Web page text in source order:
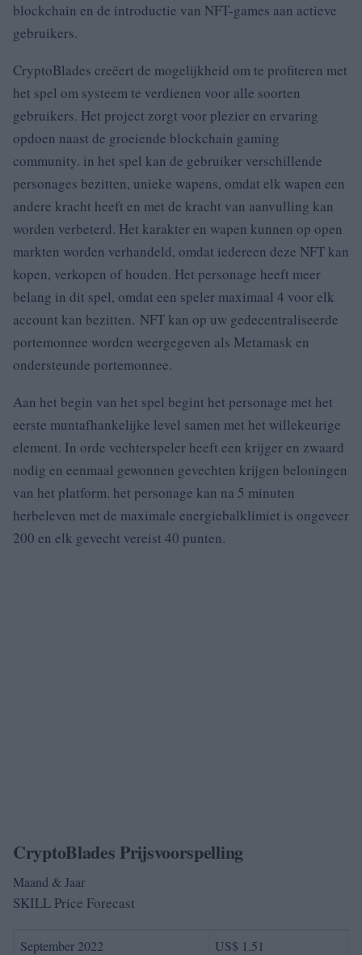
blockchain en de introductie van NFT-games aan actieve
gebruikers.
CryptoBlades creëert de mogelijkheid om te profiteren met
het spel om systeem te verdienen voor alle soorten
gebruikers. Het project zorgt voor plezier en ervaring
opdoen naast de groeiende blockchain gaming
community. in het spel kan de gebruiker verschillende
personages bezitten, unieke wapens, omdat elk wapen een
andere kracht heeft en met de kracht van aanvulling kan
worden verbeterd. Het karakter en wapen kunnen op open
markten worden verhandeld, omdat iedereen deze NFT kan
kopen, verkopen of houden. Het personage heeft meer
belang in dit spel, omdat een speler maximaal 4 voor elk
account kan bezitten. NFT kan op uw gedecentraliseerde
portemonnee worden weergegeven als Metamask en
ondersteunde portemonnee.
Aan het begin van het spel begint het personage met het
eerste muntafhankelijke level samen met het willekeurige
element. In orde vechterspeler heeft een krijger en zwaard
nodig en eenmaal gewonnen gevechten krijgen beloningen
van het platform. het personage kan na 5 minuten
herbeleven met de maximale energiebalklimiet is ongeveer
200 en elk gevecht vereist 40 punten.
CryptoBlades Prijsvoorspelling
Maand & Jaar
SKILL Price Forecast
September 2022
US$ 1.51